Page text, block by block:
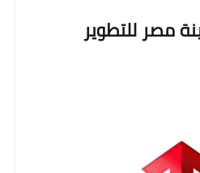
مصر للتطوير